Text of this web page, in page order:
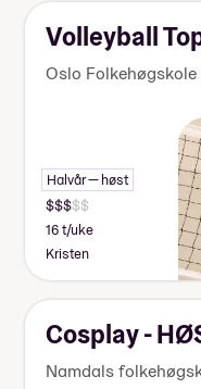
Volleyball
Oslo
Halvår — høst
16 t/uke
Kristen
Cosplay -
Namdals